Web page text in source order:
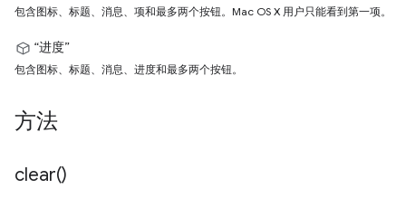
包含图标、标题、消息、项和最多两个按钮。Mac OS X 用户只能看到第一项。
“进度”
包含图标、标题、消息、进度和最多两个按钮。
方法
clear()